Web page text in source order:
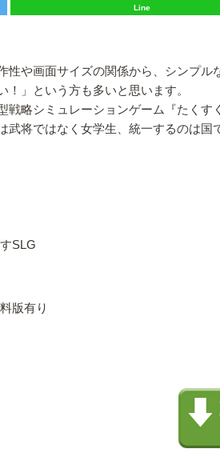
Line
や画面サイズの関係から、シンプル
」という方も多いと思います。
略シミュレーションゲーム『たくす
武将ではなく女学生、統一するのは
SLG
版有り